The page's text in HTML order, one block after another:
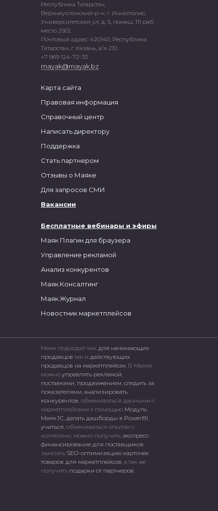
Республика Татарстан,
Верхнеуслонский р-н, г. Иннополис,
Университетская ул, д. 5, помещ. 111 раб.
место 29/2.
Почтовый адрес: 420140, Республика
Татарстан, г. Казань, а/я 210.
+7 969 124-72-33
mayak@mayak.bz
Бесплатные вебинары и эфиры
Маяк Плагин для браузера
Управление рекламой
Анализ конкурентов
Маяк.Консалтинг
Маяк.Журнал
Новостник маркетплейсов
Карта сайта
Правовая информация
Справочный центр
Написать директору
Поддержка
Стать партнером
Отзывы о Маяке
Для запросов СМИ
Вакансии
Маяк подходит как для начинающих
продавцов так и действующих
продавцов на маркетплейсах. В Маяке
можно управлять рекламой,
поставками, продвижением, следить за
показателями, анализировать
конкурентов, обмениваться данными с
маркетплейсами c помощью Модуль
Маяк.1С, делать дашборды в PowerBI,
учиться, обмениваться опытом с
коллегами, можно получить экспресс-
финансирование для поставщиков,
заказать SEO-оптимизацию карточек
товаров для маркетплейсов, а так же
получить подарки от партнеров.